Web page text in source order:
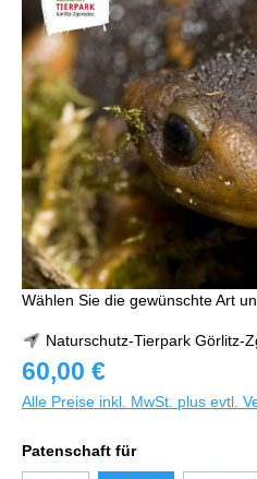
Wählen Sie die gewünschte Art
Naturschutz-Tierpark Görlitz-
60,00 €
Alle Preise inkl. MwSt. plus evtl.
Patenschaft für